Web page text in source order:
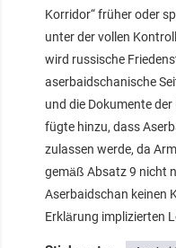
Korridor“ früher oder
unter der vollen
wird russische
aserbaidschanische
und die Dokumente
fügte hinzu, dass
zulassen werde, da
gemäß Absatz 9 nicht
Aserbaidschan keinen
Erklärung implizierten